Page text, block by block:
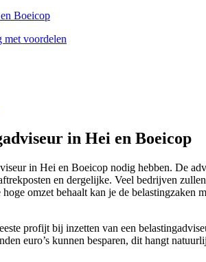
Boeicop
met voordelen
in Hei en Boeicop
in Hei en Boeicop nodig hebben. De
en dergelijke. Veel bedrijven
omzet behaalt kan je de
profijt bij inzetten van een
euro’s kunnen besparen, dit hangt